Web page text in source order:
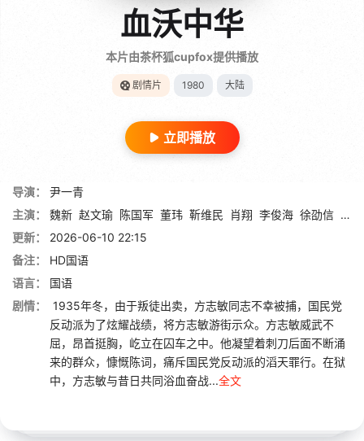
血沃中华
本片由茶杯狐cupfox提供播放
剧情片 1980 大陆
立即播放
导演：
尹一青
主演：
魏新 赵文瑜 陈国军 董玮 靳维民 肖翔 李俊海 徐劭信 戈
更新：
2026-06-10 22:15
备注：
HD国语
语言：
国语
剧情：
1935年冬，由于叛徒出卖，方志敏同志不幸被捕，国民党
反动派为了炫耀战绩，将方志敏游街示众。方志敏威武不
屈，昂首挺胸，屹立在囚车之中。他凝望着刺刀后面不断涌
来的群众，慷慨陈词，痛斥国民党反动派的滔天罪行。在狱
中，方志敏与昔日共同浴血奋战...全文